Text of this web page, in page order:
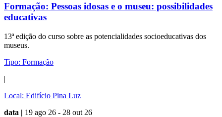
Formação: Pessoas idosas e o museu: possibilidades
educativas
13ª edição do curso sobre as potencialidades socioeducativas dos
museus.
Tipo: Formação
|
Local: Edifício Pina Luz
data | 19 ago 26 - 28 out 26